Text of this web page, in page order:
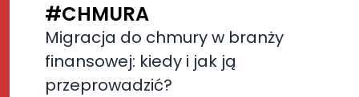
#CHMURA
Migracja do chmury w branży
finansowej: kiedy i jak ją
przeprowadzić?